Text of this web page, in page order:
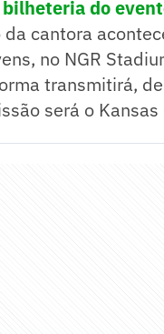
do
cantora
no NGR
transmitirá,
será o